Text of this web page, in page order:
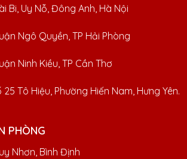
Bi, Uy Nỗ, Đông Anh, Hà Nội
Ngô Quyền, TP Hải Phòng
Ninh Kiều, TP Cần Thơ
Tô Hiệu, Phường Hiến Nam, Hưng Yên.
PHÒNG
Nhơn, Bình Định